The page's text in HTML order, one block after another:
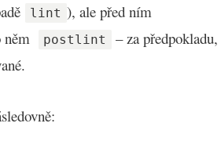
lint ), ale před ním
něm postlint
– za předpokladu,